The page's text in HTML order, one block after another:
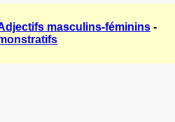
masculins-féminins -